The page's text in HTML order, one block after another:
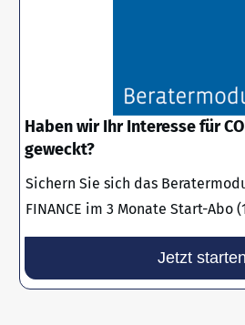
Haben wir Ihr Interesse für
geweckt?
Sichern Sie sich das
FINANCE im 3 Monate Start-Abo
Jetzt